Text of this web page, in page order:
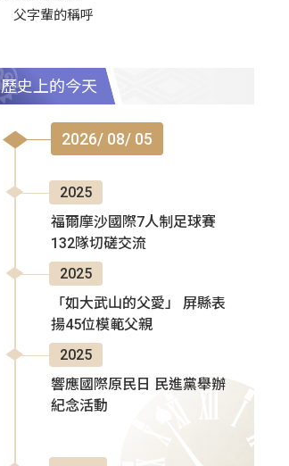
父字輩的稱呼
歷史上的今天
2026/ 08/ 05
2025
福爾摩沙國際7人制足球賽
132隊切磋交流
2025
「如大武山的父愛」 屏縣表
揚45位模範父親
2025
響應國際原民日 民進黨舉辦
紀念活動